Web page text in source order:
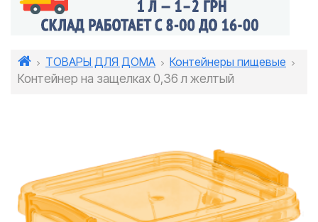
ТОВАРЫ ДЛЯ ДОМА
Контейнеры пищевые
Контейнер на защелках 0,36 л желтый